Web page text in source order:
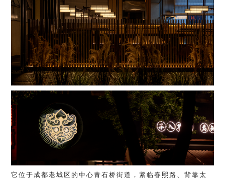
它位于成都老城区的中心青石桥街道，紧临春熙路、背靠太